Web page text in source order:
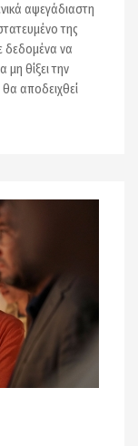
αψεγάδιαστη
της
δεδομένα να
θίξει την
αποδειχθεί